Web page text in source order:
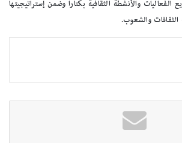
والأنشطة الثقافية بكتارا وضمن إستراتيجيتها
والشعوب.